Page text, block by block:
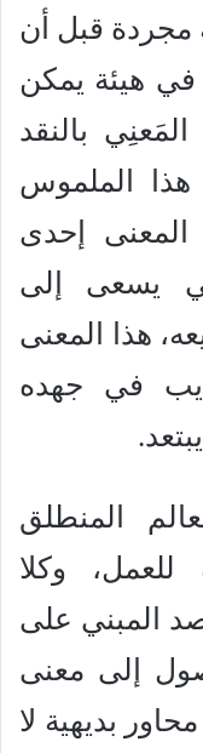
مجردة قبل أن
في هيئة يمكن
المَعنِي بالنقد
هذا الملموس
المعنى إحدى
يسعى إلى
هذا المعنى
في جهده
المنطلق
للعمل، وكلا
المبني على
إلى معنى
بديهية لا